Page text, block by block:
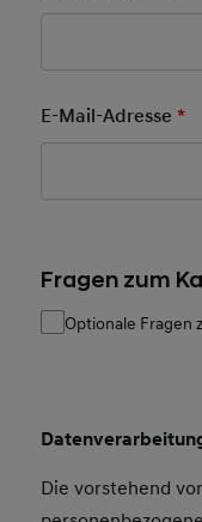
E-Mail-Adresse*
Fragen zum
Optionale Fragen
Die vorstehend